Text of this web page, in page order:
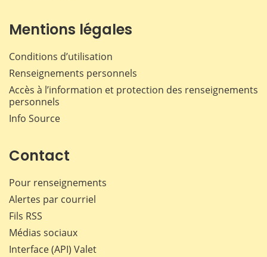
Mentions légales
Conditions d’utilisation
Renseignements personnels
Accès à l’information et protection des renseignements
personnels
Info Source
Contact
Pour renseignements
Alertes par courriel
Fils RSS
Médias sociaux
Interface (API) Valet